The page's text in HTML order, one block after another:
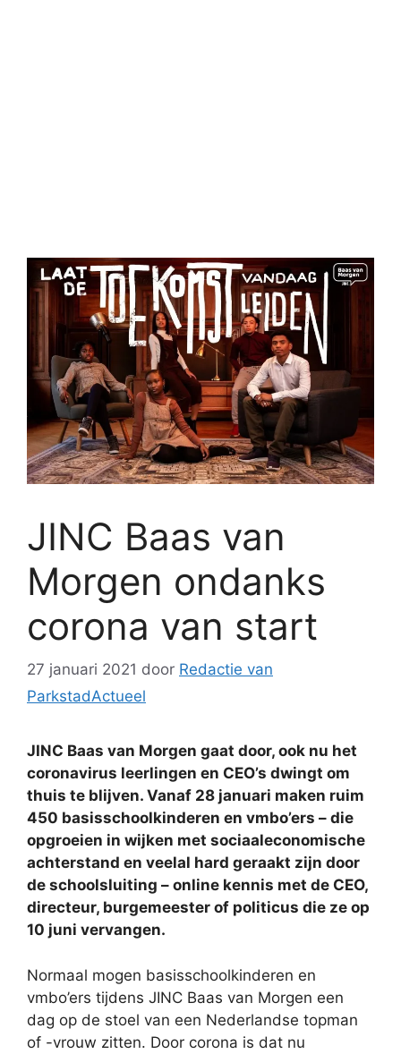
JINC Baas van
Morgen ondanks
corona van start
27 januari 2021 door Redactie van
ParkstadActueel
JINC Baas van Morgen gaat door, ook nu het
coronavirus leerlingen en CEO’s dwingt om
thuis te blijven. Vanaf 28 januari maken ruim
450 basisschoolkinderen en vmbo’ers – die
opgroeien in wijken met sociaaleconomische
achterstand en veelal hard geraakt zijn door
de schoolsluiting – online kennis met de CEO,
directeur, burgemeester of politicus die ze op
10 juni vervangen.
Normaal mogen basisschoolkinderen en
vmbo’ers tijdens JINC Baas van Morgen een
dag op de stoel van een Nederlandse topman
of -vrouw zitten. Door corona is dat nu